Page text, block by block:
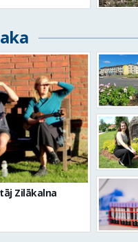
Zilākalna